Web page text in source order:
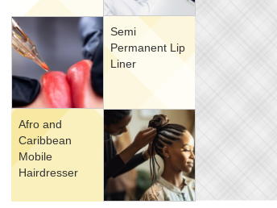
Semi
Permanent Lip
Liner
Afro and
Caribbean
Mobile
Hairdresser